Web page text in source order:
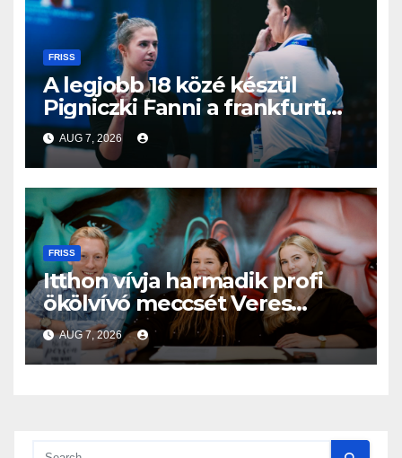
FRISS
A legjobb 18 közé készül
Pigniczki Fanni a frankfurti
világbajnokságon
AUG 7, 2026
FRISS
Itthon vívja harmadik profi
ökölvívó meccsét Veres
Roland szeptemberben
AUG 7, 2026